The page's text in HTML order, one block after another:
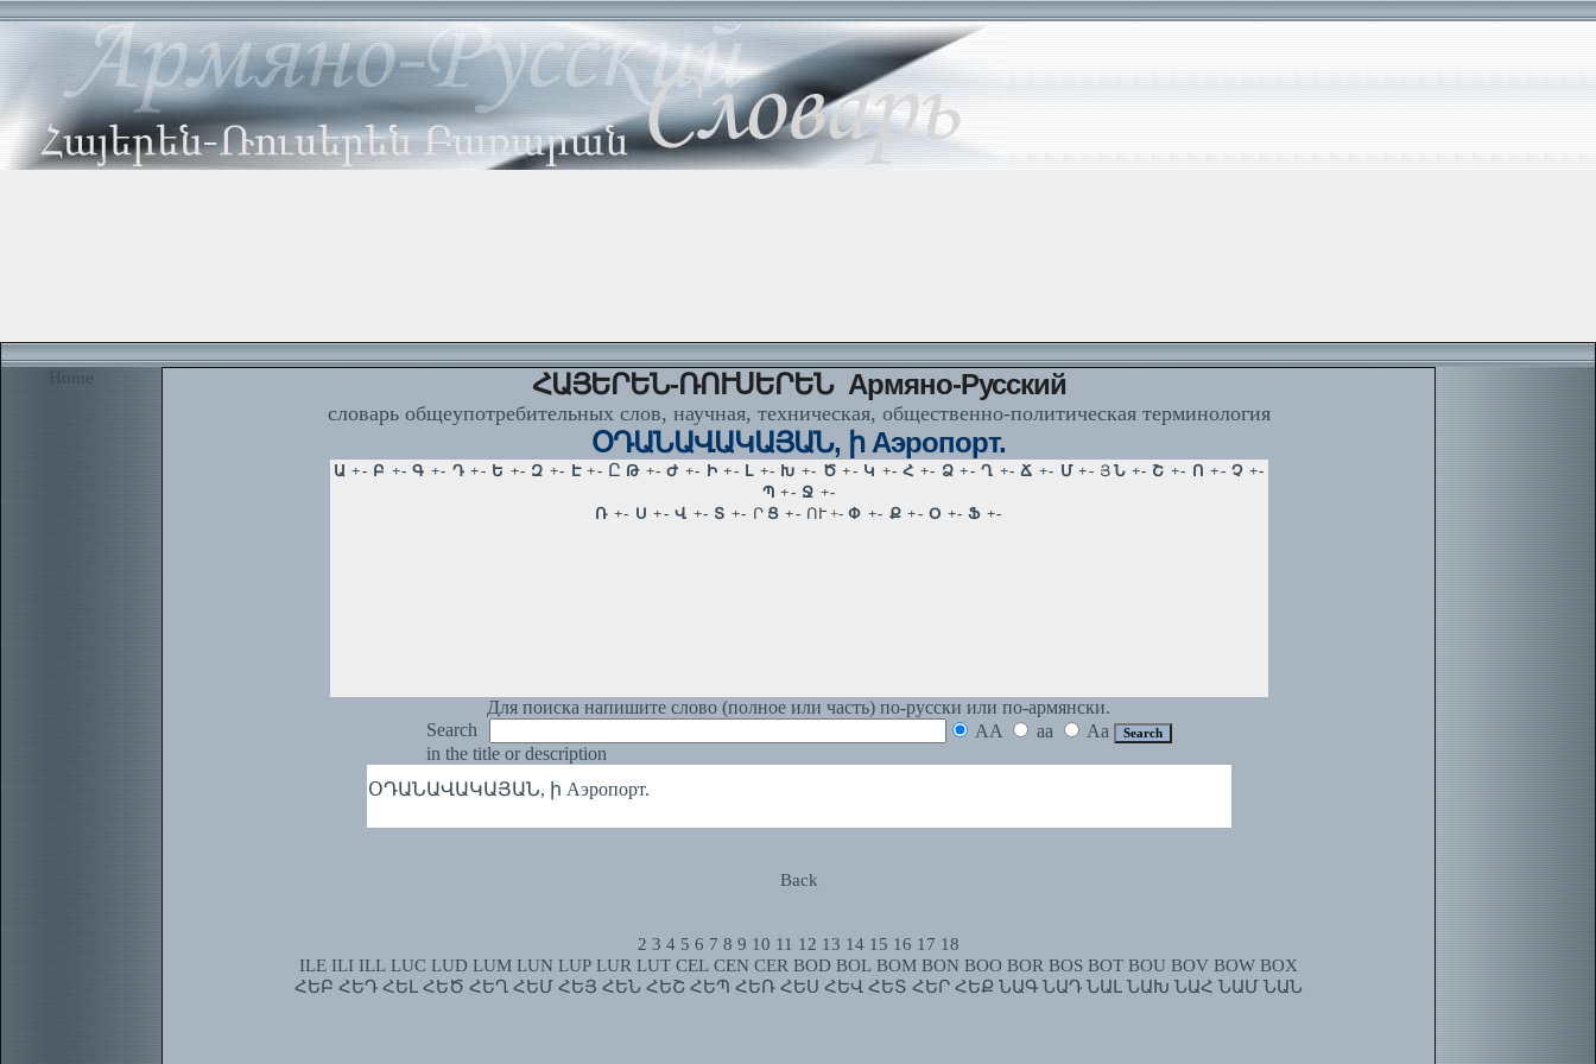
Home ՀԱՅԵՐԵՆ-ՌՈՒՍԵՐԵՆ Армяно-Русский
словарь общеупотребительных слов, научная, техническая, общественно-политическая терминология
ՕԴԱՆԱՎԱԿԱՅԱՆ, ի Аэропорт.
Для поиска напишите слово (полное или часть) по-русски или по-армянски.
Search
AA aa
Aa
in the title or description
ՕԴԱՆԱՎԱԿԱՅԱՆ, ի Аэропорт.
Back
2 3 4 5 6 7 8 9 10 11 12 13 14 15 16 17 18
ILE ILI ILL LUC LUD LUM LUN LUP LUR LUT CEL CEN CER BOD BOL BOM BON BOO BOR BOS BOT BOU BOV BOW BOX
ՀԵԲ ՀԵԴ ՀԵԼ ՀԵԾ ՀԵՂ ՀԵՄ ՀԵՅ ՀԵՆ ՀԵՇ ՀԵՊ ՀԵՌ ՀԵՍ ՀԵՎ ՀԵՏ ՀԵՐ ՀԵՔ ՆԱԳ ՆԱԴ ՆԱԼ ՆԱԽ ՆԱՀ ՆԱՄ ՆԱՆ